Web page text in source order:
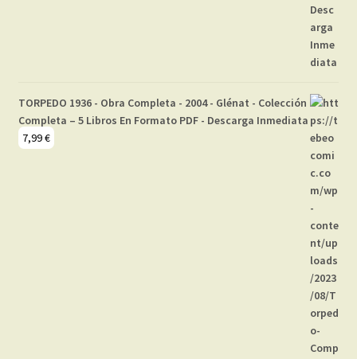
TORPEDO 1936 - Obra Completa - 2004 - Glénat - Colección
Completa – 5 Libros En Formato PDF - Descarga Inmediata
7,99€